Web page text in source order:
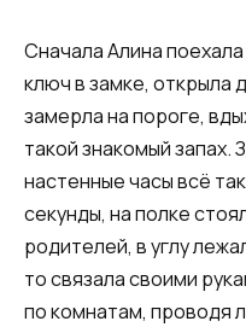
Сначала Алина
ключ в замке, открыла
замерла на пороге,
такой знакомый запах.
настенные часы всё
секунды, на полке
родителей, в углу
то связала своими
по комнатам, проводя